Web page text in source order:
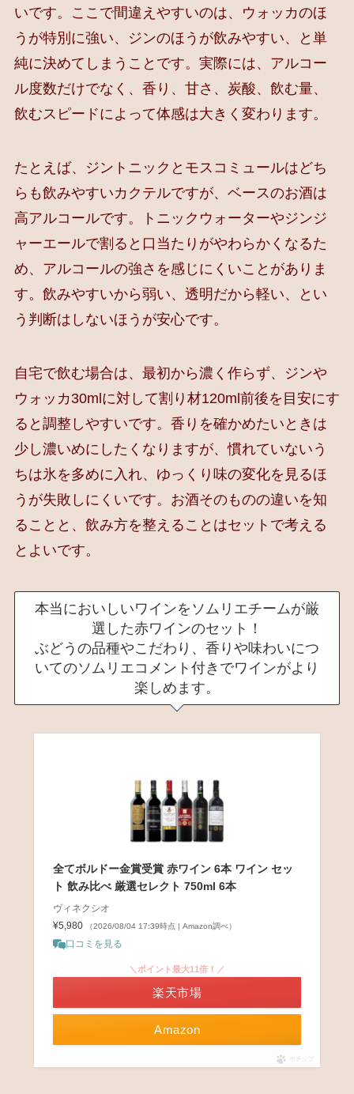
いです。ここで間違えやすいのは、ウォッカのほ
うが特別に強い、ジンのほうが飲みやすい、と単
純に決めてしまうことです。実際には、アルコー
ル度数だけでなく、香り、甘さ、炭酸、飲む量、
飲むスピードによって体感は大きく変わります。
たとえば、ジントニックとモスコミュールはどち
らも飲みやすいカクテルですが、ベースのお酒は
高アルコールです。トニックウォーターやジンジ
ャーエールで割ると口当たりがやわらかくなるた
め、アルコールの強さを感じにくいことがありま
す。飲みやすいから弱い、透明だから軽い、とい
う判断はしないほうが安心です。
自宅で飲む場合は、最初から濃く作らず、ジンや
ウォッカ30mlに対して割り材120ml前後を目安にす
ると調整しやすいです。香りを確かめたいときは
少し濃いめにしたくなりますが、慣れていないう
ちは氷を多めに入れ、ゆっくり味の変化を見るほ
うが失敗しにくいです。お酒そのものの違いを知
ることと、飲み方を整えることはセットで考える
とよいです。
本当においしいワインをソムリエチームが厳
選した赤ワインのセット！
ぶどうの品種やこだわり、香りや味わいにつ
いてのソムリエコメント付きでワインがより
楽しめます。
全てボルドー金賞受賞 赤ワイン 6本 ワイン セッ
ト 飲み比べ 厳選セレクト 750ml 6本
ヴィネクシオ
¥5,980
（2026/08/04 17:39時点 | Amazon調べ）
口コミを見る
Amazon
＼ポイント最大11倍！／
楽天市場
ポチップ